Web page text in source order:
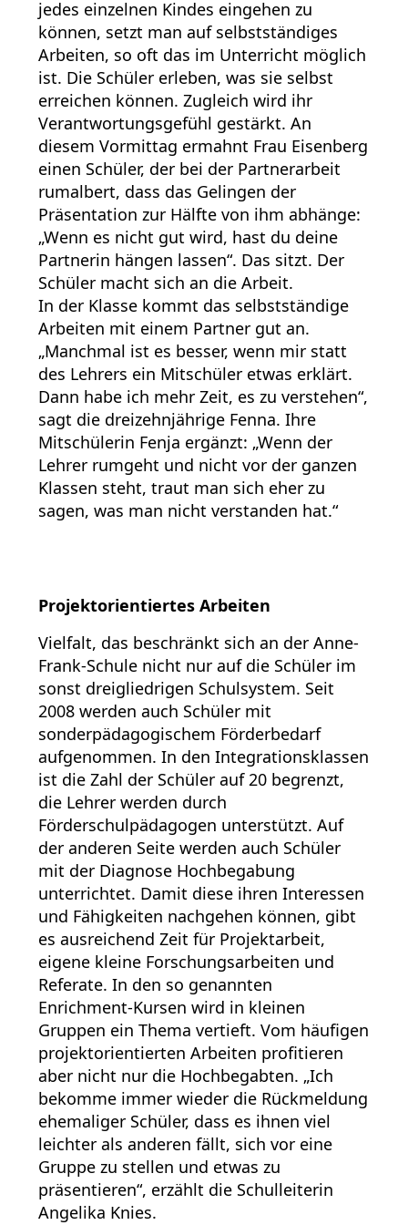
jedes einzelnen Kindes eingehen zu
können, setzt man auf selbstständiges
Arbeiten, so oft das im Unterricht möglich
ist. Die Schüler erleben, was sie selbst
erreichen können. Zugleich wird ihr
Verantwortungsgefühl gestärkt. An
diesem Vormittag ermahnt Frau Eisenberg
einen Schüler, der bei der Partnerarbeit
rumalbert, dass das Gelingen der
Präsentation zur Hälfte von ihm abhänge:
„Wenn es nicht gut wird, hast du deine
Partnerin hängen lassen“. Das sitzt. Der
Schüler macht sich an die Arbeit.
In der Klasse kommt das selbstständige
Arbeiten mit einem Partner gut an.
„Manchmal ist es besser, wenn mir statt
des Lehrers ein Mitschüler etwas erklärt.
Dann habe ich mehr Zeit, es zu verstehen“,
sagt die dreizehnjährige Fenna. Ihre
Mitschülerin Fenja ergänzt: „Wenn der
Lehrer rumgeht und nicht vor der ganzen
Klassen steht, traut man sich eher zu
sagen, was man nicht verstanden hat.“
Projektorientiertes Arbeiten
Vielfalt, das beschränkt sich an der Anne-
Frank-Schule nicht nur auf die Schüler im
sonst dreigliedrigen Schulsystem. Seit
2008 werden auch Schüler mit
sonderpädagogischem Förderbedarf
aufgenommen. In den Integrationsklassen
ist die Zahl der Schüler auf 20 begrenzt,
die Lehrer werden durch
Förderschulpädagogen unterstützt. Auf
der anderen Seite werden auch Schüler
mit der Diagnose Hochbegabung
unterrichtet. Damit diese ihren Interessen
und Fähigkeiten nachgehen können, gibt
es ausreichend Zeit für Projektarbeit,
eigene kleine Forschungsarbeiten und
Referate. In den so genannten
Enrichment-Kursen wird in kleinen
Gruppen ein Thema vertieft. Vom häufigen
projektorientierten Arbeiten profitieren
aber nicht nur die Hochbegabten. „Ich
bekomme immer wieder die Rückmeldung
ehemaliger Schüler, dass es ihnen viel
leichter als anderen fällt, sich vor eine
Gruppe zu stellen und etwas zu
präsentieren“, erzählt die Schulleiterin
Angelika Knies.